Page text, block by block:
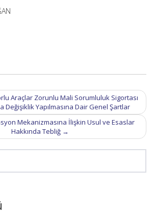
Araçlar Zorunlu Mali Sorumluluk Sigortası
Değişiklik Yapılmasına Dair Genel Şartlar
Mekanizmasına İlişkin Usul ve Esaslar
Hakkında Tebliğ →